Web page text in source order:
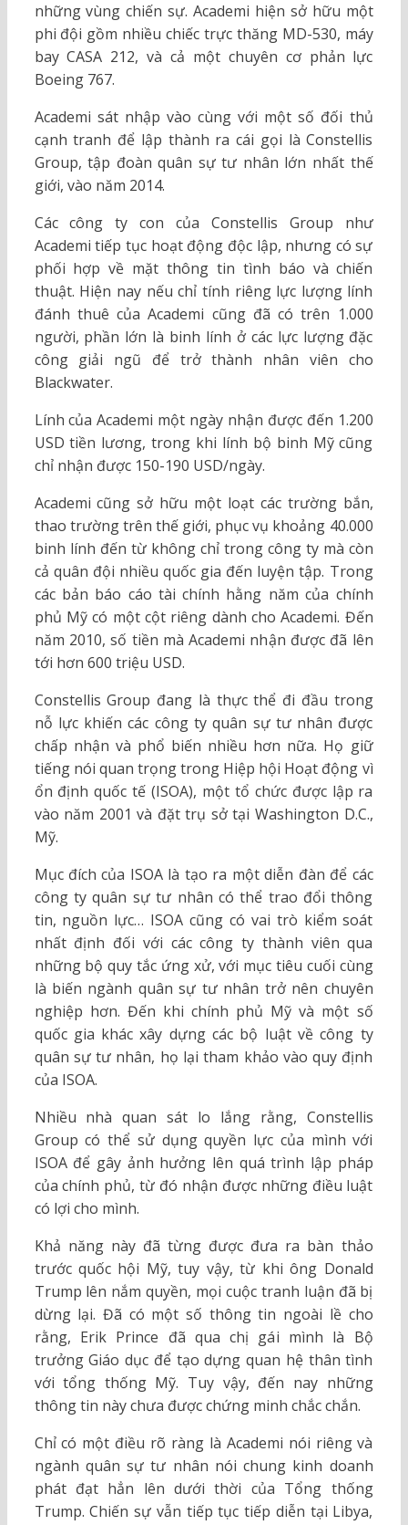
những vùng chiến sự. Academi hiện sở hữu một
phi đội gồm nhiều chiếc trực thăng MD-530, máy
bay CASA 212, và cả một chuyên cơ phản lực
Boeing 767.
Academi sát nhập vào cùng với một số đối thủ
cạnh tranh để lập thành ra cái gọi là Constellis
Group, tập đoàn quân sự tư nhân lớn nhất thế
giới, vào năm 2014.
Các công ty con của Constellis Group như
Academi tiếp tục hoạt động độc lập, nhưng có sự
phối hợp về mặt thông tin tình báo và chiến
thuật. Hiện nay nếu chỉ tính riêng lực lượng lính
đánh thuê của Academi cũng đã có trên 1.000
người, phần lớn là binh lính ở các lực lượng đặc
công giải ngũ để trở thành nhân viên cho
Blackwater.
Lính của Academi một ngày nhận được đến 1.200
USD tiền lương, trong khi lính bộ binh Mỹ cũng
chỉ nhận được 150-190 USD/ngày.
Academi cũng sở hữu một loạt các trường bắn,
thao trường trên thế giới, phục vụ khoảng 40.000
binh lính đến từ không chỉ trong công ty mà còn
cả quân đội nhiều quốc gia đến luyện tập. Trong
các bản báo cáo tài chính hằng năm của chính
phủ Mỹ có một cột riêng dành cho Academi. Đến
năm 2010, số tiền mà Academi nhận được đã lên
tới hơn 600 triệu USD.
Constellis Group đang là thực thể đi đầu trong
nỗ lực khiến các công ty quân sự tư nhân được
chấp nhận và phổ biến nhiều hơn nữa. Họ giữ
tiếng nói quan trọng trong Hiệp hội Hoạt động vì
ổn định quốc tế (ISOA), một tổ chức được lập ra
vào năm 2001 và đặt trụ sở tại Washington D.C.,
Mỹ.
Mục đích của ISOA là tạo ra một diễn đàn để các
công ty quân sự tư nhân có thể trao đổi thông
tin, nguồn lực… ISOA cũng có vai trò kiểm soát
nhất định đối với các công ty thành viên qua
những bộ quy tắc ứng xử, với mục tiêu cuối cùng
là biến ngành quân sự tư nhân trở nên chuyên
nghiệp hơn. Đến khi chính phủ Mỹ và một số
quốc gia khác xây dựng các bộ luật về công ty
quân sự tư nhân, họ lại tham khảo vào quy định
của ISOA.
Nhiều nhà quan sát lo lắng rằng, Constellis
Group có thể sử dụng quyền lực của mình với
ISOA để gây ảnh hưởng lên quá trình lập pháp
của chính phủ, từ đó nhận được những điều luật
có lợi cho mình.
Khả năng này đã từng được đưa ra bàn thảo
trước quốc hội Mỹ, tuy vậy, từ khi ông Donald
Trump lên nắm quyền, mọi cuộc tranh luận đã bị
dừng lại. Đã có một số thông tin ngoài lề cho
rằng, Erik Prince đã qua chị gái mình là Bộ
trưởng Giáo dục để tạo dựng quan hệ thân tình
với tổng thống Mỹ. Tuy vậy, đến nay những
thông tin này chưa được chứng minh chắc chắn.
Chỉ có một điều rõ ràng là Academi nói riêng và
ngành quân sự tư nhân nói chung kinh doanh
phát đạt hẳn lên dưới thời của Tổng thống
Trump. Chiến sự vẫn tiếp tục tiếp diễn tại Libya,